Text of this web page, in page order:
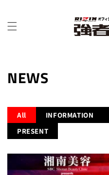
NEWS
All INFORMATION
PRESENT